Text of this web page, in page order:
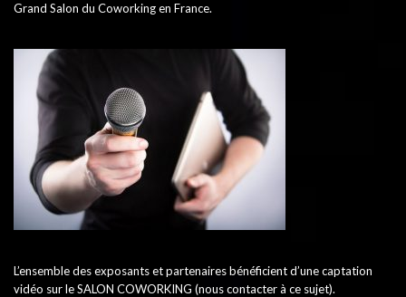
Grand Salon du Coworking en France.
L’ensemble des exposants et partenaires bénéficient d’une captation
vidéo sur le SALON COWORKING (nous contacter à ce sujet).